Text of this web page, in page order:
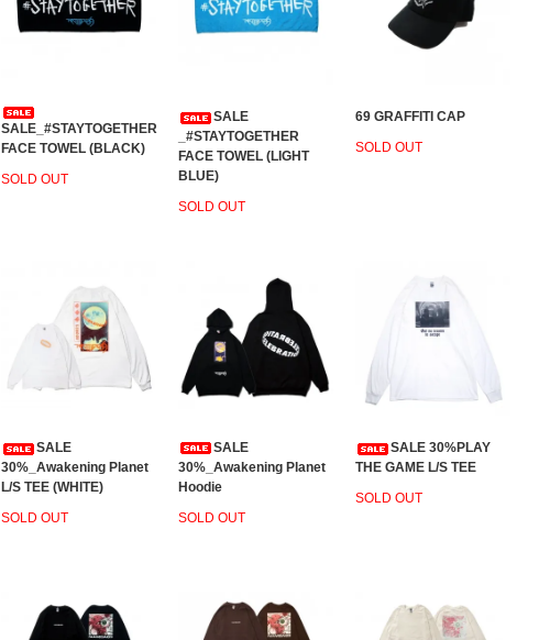
SALE_#STAYTOGETHER
FACE TOWEL (BLACK)
SOLD OUT
SALE
_#STAYTOGETHER
FACE TOWEL (LIGHT
BLUE)
SOLD OUT
69 GRAFFITI CAP
SOLD OUT
SALE
30%_Awakening Planet
L/S TEE (WHITE)
SOLD OUT
SALE
30%_Awakening Planet
Hoodie
SOLD OUT
SALE 30%PLAY
THE GAME L/S TEE
SOLD OUT